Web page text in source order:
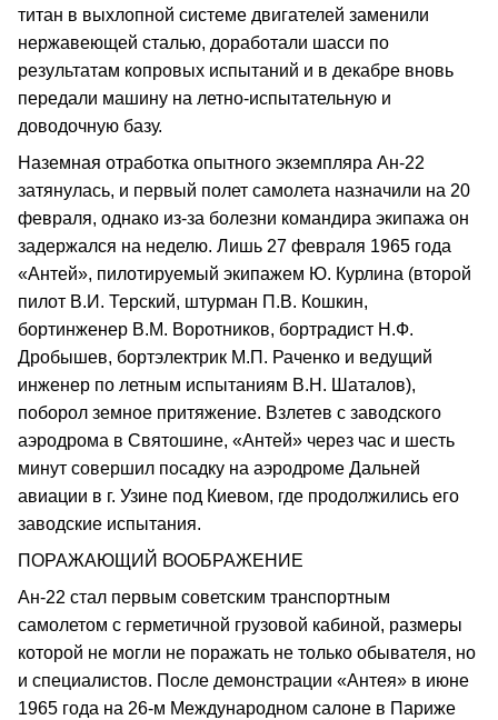
титан в выхлопной системе двигателей заменили
нержавеющей сталью, доработали шасси по
результатам копровых испытаний и в декабре вновь
передали машину на летно‑испытательную и
доводочную базу.
Наземная отработка опытного экземпляра Ан‑22
затянулась, и первый полет самолета назначили на 20
февраля, однако из‑за болезни командира экипажа он
задержался на неделю. Лишь 27 февраля 1965 года
«Антей», пилотируемый экипажем Ю. Курлина (второй
пилот В.И. Терский, штурман П.В. Кошкин,
бортинженер В.М. Воротников, бортрадист Н.Ф.
Дробышев, бортэлектрик М.П. Раченко и ведущий
инженер по летным испытаниям В.Н. Шаталов),
поборол земное притяжение. Взлетев с заводского
аэродрома в Святошине, «Антей» через час и шесть
минут совершил посадку на аэродроме Дальней
авиации в г. Узине под Киевом, где продолжились его
заводские испытания.
ПОРАЖАЮЩИЙ ВООБРАЖЕНИЕ
Ан‑22 стал первым советским транспортным
самолетом с герметичной грузовой кабиной, размеры
которой не могли не поражать не только обывателя, но
и специалистов. После демонстрации «Антея» в июне
1965 года на 26‑м Международном салоне в Париже